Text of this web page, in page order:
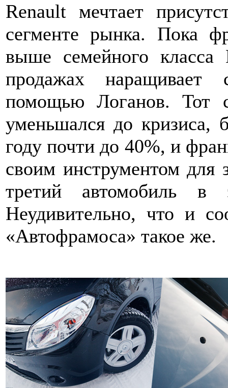
Renault мечтает
сегменте рынка. Пока
выше семейного
продажах
помощью Логанов. Тот
уменьшался до кризиса,
году почти до 40%, и
своим инструментом для
третий автомобиль в
Неудивительно, что и
«Автофрамоса» такое же.